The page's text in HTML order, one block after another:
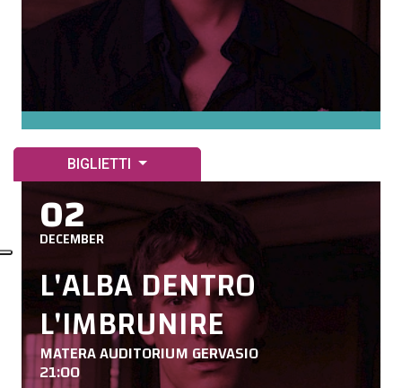
BIGLIETTI
02
DECEMBER
L'ALBA DENTRO
L'IMBRUNIRE
MATERA AUDITORIUM GERVASIO
21:00